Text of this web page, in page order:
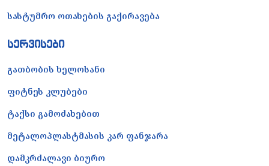
სასტუმრო ოთახების გაქირავება
სერვისები
გათბობის ხელოსანი
ფიტნეს კლუბები
ტაქსი გამოძახებით
მეტალოპლასტმასის კარ ფანჯარა
დამკრძალავი ბიურო